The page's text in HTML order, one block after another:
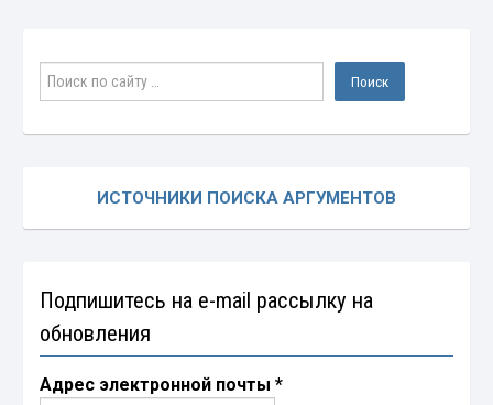
ИСТОЧНИКИ ПОИСКА АРГУМЕНТОВ
Подпишитесь на e-mail рассылку на
обновления
Адрес электронной почты*